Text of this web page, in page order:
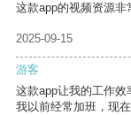
这款app的视频资源非
2025-09-15
游客
这款app让我的工作效
我以前经常加班，现